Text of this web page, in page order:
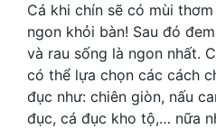
Cá khi chín sẽ có mùi
ngon khỏi bàn! Sau đó
và rau sống là ngon nhất.
có thể lựa chọn các cách
đục như: chiên giòn, nấu
đục, cá đục kho tộ,… nữa